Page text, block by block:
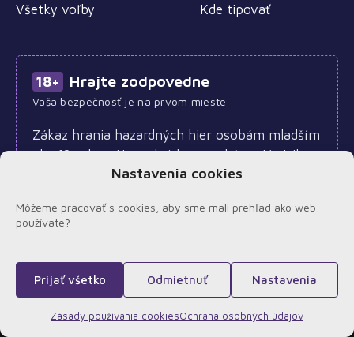
Nastavenia cookies
Môžeme pracovať s cookies, aby sme mali prehľad ako web
používate?
Prijať všetko Odmietnuť Nastavenia
Zásady používania cookiesOchrana osobných údajov
SLOVENSKO SVET TOP BONUS ČLÁNKY
Všetky voľby Kde tipovať
18+ Hrajte zodpovedne
Vaša bezpečnosť je na prvom mieste
Zákaz hrania hazardných hier osobám mladším
ako 18 rokov. Hazardné hry predstavujú riziko
finančných strát a vzniku závislosti. Informácie
Stavkynavolby.sk
Sázkynavolby.cz
O nás
Podmienky GDPR
Cookies
Zodpovedné hranie